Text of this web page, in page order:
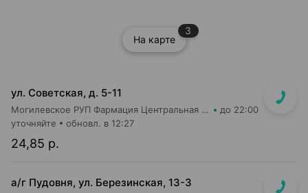
На карте
3
ул. Советская, д. 5-11
Могилевское РУП Фармация Центральная районная аптека №31 до 22:00
24,85 р.
уточняйте обновл. в 12:27
а/г Пудовня, ул. Березинская, 13-3